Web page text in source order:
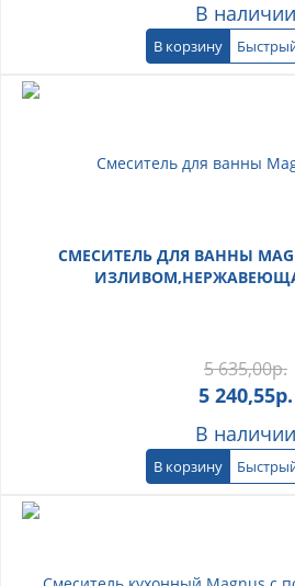
В наличии
В корзину
СМЕСИТЕЛЬ ДЛЯ ВАННЫ
5 635,00р.
5 240,55р.
В наличии
В корзину